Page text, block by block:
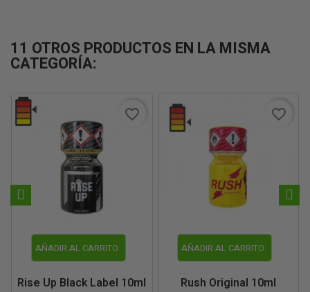
11 OTROS PRODUCTOS EN LA MISMA
CATEGORÍA:
AÑADIR AL CARRITO
Rise Up Black Label 10ml
favorite_border
AÑADIR AL CARRITO
Rush Original 10ml
favorite_border